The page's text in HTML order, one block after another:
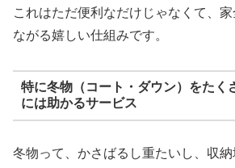
これはただ便利なだけじゃなくて、
ながる嬉しい仕組みです。
特に冬物（コート・ダウン）をたく
には助かるサービス
冬物って、かさばるし重たいし、収